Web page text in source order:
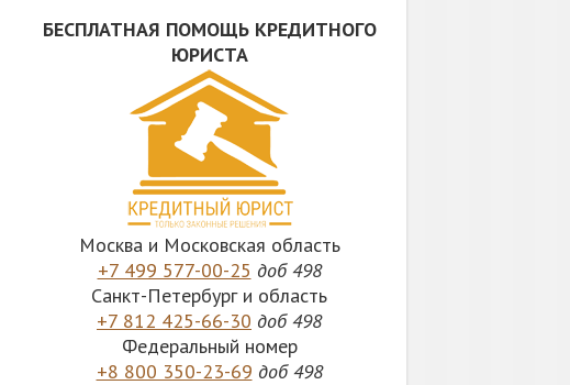
БЕСПЛАТНАЯ ПОМОЩЬ КРЕДИТНОГО
ЮРИСТА
Москва и Московская область
+7 499 577-00-25 доб 498
Санкт-Петербург и область
+7 812 425-66-30 доб 498
Федеральный номер
+8 800 350-23-69 доб 498